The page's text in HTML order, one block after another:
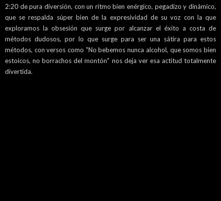
2:20 de pura diversión, con un ritmo bien enérgico, pegadizo y dinámico,
que se respalda súper bien de la expresividad de su voz con la que
exploramos la obsesión que surge por alcanzar el éxito a costa de
métodos dudosos, por lo que surge para ser una sátira para estos
métodos, con versos como "No bebemos nunca alcohol, que somos bien
estoicos, no borrachos del montón" nos deja ver esa actitud totalmente
divertida.